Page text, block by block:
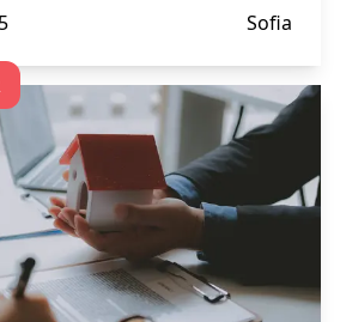
la plomberie depuis 15 ans.Sofia